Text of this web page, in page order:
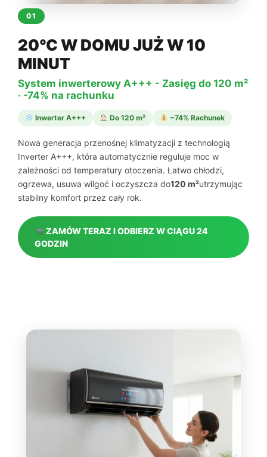
01
20°C W DOMU JUŻ W 10
MINUT
System inwerterowy A+++ - Zasięg do 120 m²
· -74% na rachunku
Inwerter A+++ Do 120 m² −74% Rachunek
Nowa generacja przenośnej klimatyzacji z technologią
Inverter A+++, która automatycznie reguluje moc w
zależności od temperatury otoczenia. Łatwo chłodzi,
ogrzewa, usuwa wilgoć i oczyszcza do120 m²utrzymując
stabilny komfort przez cały rok.
ZAMÓW TERAZ I ODBIERZ W CIĄGU 24
GODZIN